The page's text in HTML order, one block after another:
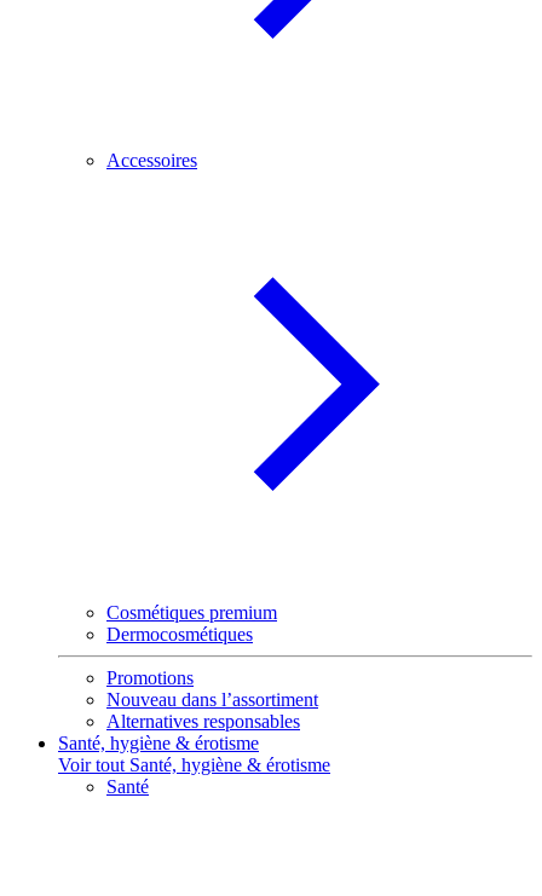
Accessoires
Cosmétiques premium
Dermocosmétiques
Promotions
Nouveau dans l’assortiment
Alternatives responsables
Santé, hygiène & érotisme
Voir tout Santé, hygiène & érotisme
Santé